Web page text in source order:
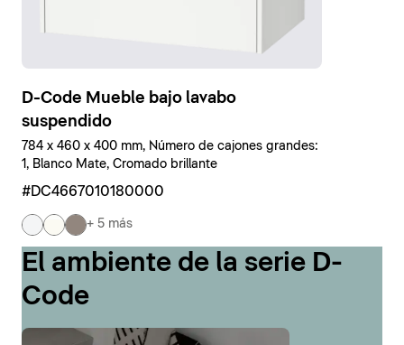
D-Code Mueble bajo lavabo
suspendido
784 x 460 x 400 mm, Número de cajones grandes:
1, Blanco Mate, Cromado brillante
#DC4667010180000
+ 5 más
El ambiente de la serie D-
Code